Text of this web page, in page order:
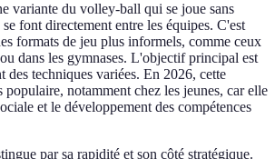
variante du volley-ball qui se joue sans
font directement entre les équipes. C'est
formats de jeu plus informels, comme ceux
dans les gymnases. L'objectif principal est
des techniques variées. En 2026, cette
populaire, notamment chez les jeunes, car elle
et le développement des compétences
par sa rapidité et son côté stratégique.